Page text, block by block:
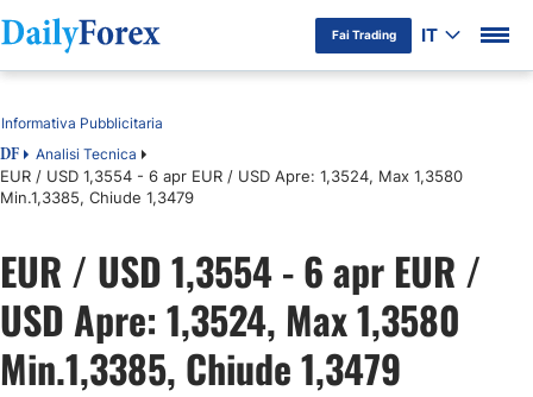
Fai Trading IT
Indice
DF Analisi Tecnica
EUR / USD 1,3554 - 6 apr EUR / USD Apre: 1,3524, Max 1,3580
Min.1,3385, Chiude 1,3479
Informativa Pubblicitaria
EUR / USD 1,3554 - 6 apr EUR /
USD Apre: 1,3524, Max 1,3580
Min.1,3385, Chiude 1,3479